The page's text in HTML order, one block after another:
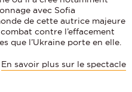
avec Sofia
de cette autrice majeure
contre l’effacement
que l’Ukraine porte en elle.
En savoir plus sur le spectacle